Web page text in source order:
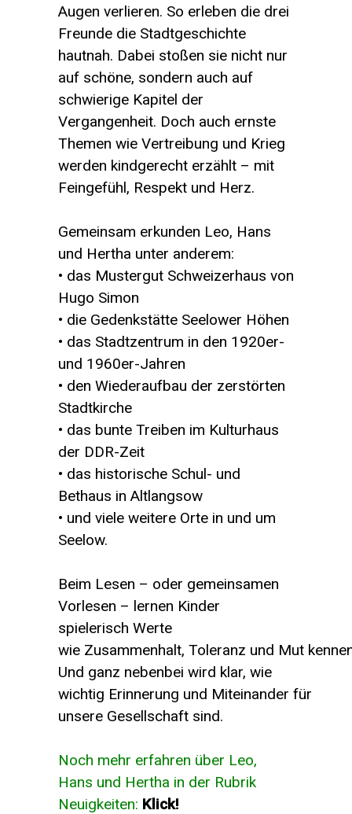
Augen verlieren. So erleben die drei
Freunde die Stadtgeschichte
hautnah. Dabei stoßen sie nicht nur
auf schöne, sondern auch auf
schwierige Kapitel der
Vergangenheit. Doch auch ernste
Themen wie Vertreibung und Krieg
werden kindgerecht erzählt – mit
Feingefühl, Respekt und Herz.
Gemeinsam erkunden Leo, Hans
und Hertha unter anderem:
• das Mustergut Schweizerhaus von
Hugo Simon
• die Gedenkstätte Seelower Höhen
• das Stadtzentrum in den 1920er-
und 1960er-Jahren
• den Wiederaufbau der zerstörten
Stadtkirche
• das bunte Treiben im Kulturhaus
der DDR-Zeit
• das historische Schul- und
Bethaus in Altlangsow
• und viele weitere Orte in und um
Seelow.
Beim Lesen – oder gemeinsamen
Vorlesen – lernen Kinder
spielerisch Werte
wie Zusammenhalt, Toleranz und Mut
Und ganz nebenbei wird klar, wie
wichtig Erinnerung und Miteinander für
unsere Gesellschaft sind.
Noch mehr erfahren über Leo,
Hans und Hertha in der Rubrik
Neuigkeiten: Klick!